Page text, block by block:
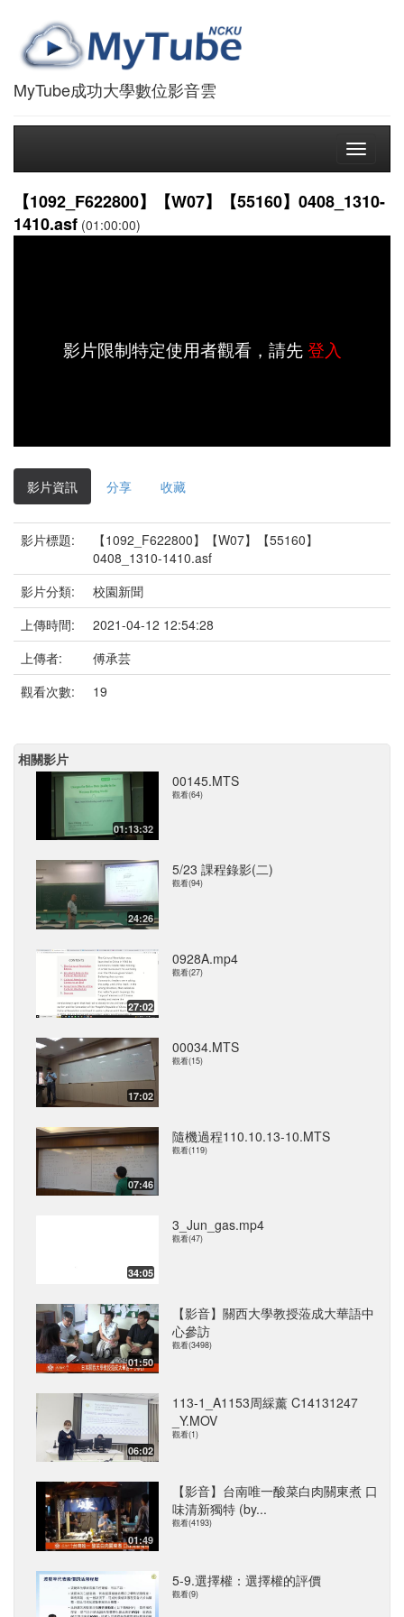
MyTube成功大學數位影音雲
Toggle
【1092_F622800】【W07】【55160】0408_1310-
1410.asf (01:00:00)
影片限制特定使用者觀看，請先登入
影片資訊 分享 收藏
影片標題:
【1092_F622800】【W07】【55160】
0408_1310-1410.asf
影片分類:
校園新聞
上傳時間:
2021-04-12 12:54:28
上傳者:
傅承芸
觀看次數:
19
相關影片
01:13:32
00145.MTS
觀看(64)
24:26
5/23 課程錄影(二)
觀看(94)
27:02
0928A.mp4
觀看(27)
17:02
00034.MTS
觀看(15)
07:46
隨機過程110.10.13-10.MTS
觀看(119)
34:05
3_Jun_gas.mp4
觀看(47)
01:50
【影音】關西大學教授蒞成大華語中
心參訪
觀看(3498)
06:02
113-1_A1153周綵薰 C14131247
_Y.MOV
觀看(1)
01:49
【影音】台南唯一酸菜白肉關東煮 口
味清新獨特 (by...
觀看(4193)
5-9.選擇權：選擇權的評價
觀看(9)